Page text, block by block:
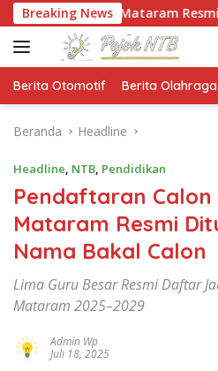
Langsung
ke
konten
Breaking News
Mataram Resmi Ditetapkan
Berita Otomotif Berita Olahraga
Beranda Headline
Headline, NTB, Pendidikan
Pendaftaran Calon
Mataram Resmi
Nama Bakal Calon
Lima Guru Besar Resmi Daftar
Mataram 2025–2029
Admin Wp
Juli 18, 2025